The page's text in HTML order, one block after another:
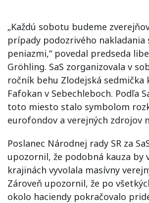
„Každú sobotu budeme
prípady podozrivého nakladania
peniazmi,“ povedal predseda
Gröhling. SaS zorganizovala v
ročník behu Zlodejská sedmička
Fafokan v Sebechleboch. Podľa
toto miesto stalo symbolom
eurofondov a verejných zdrojov
Poslanec Národnej rady SR za
upozornil, že podobná kauza by
krajinách vyvolala masívny
Zároveň upozornil, že po
okolo haciendy pokračovalo